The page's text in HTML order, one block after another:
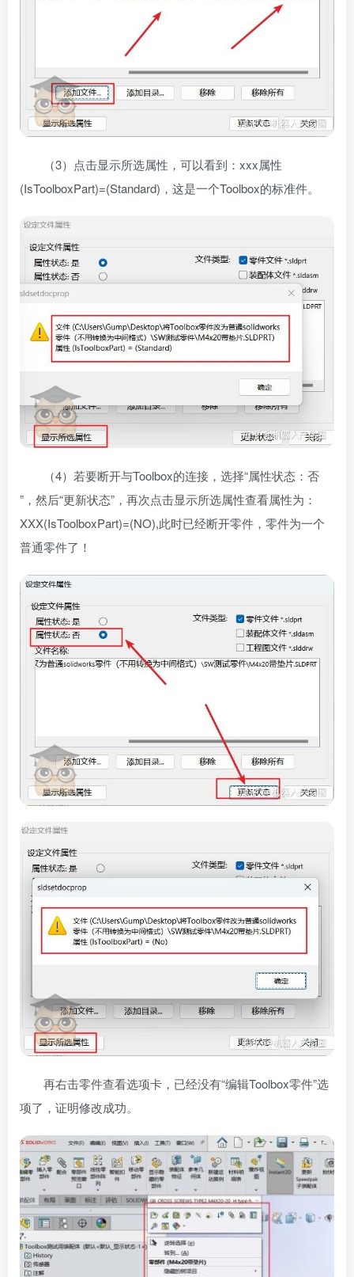
（3）点击显示所选属性，可以看到：xxx属性
(IsToolboxPart)=(Standard)，这是一个Toolbox的标准件。
（4）若要断开与Toolbox的连接，选择“属性状态：否
”，然后“更新状态”，再次点击显示所选属性查看属性为：
XXX(IsToolboxPart)=(NO),此时已经断开零件，零件为一个
普通零件了！
再右击零件查看选项卡，已经没有“编辑Toolbox零件”选
项了，证明修改成功。